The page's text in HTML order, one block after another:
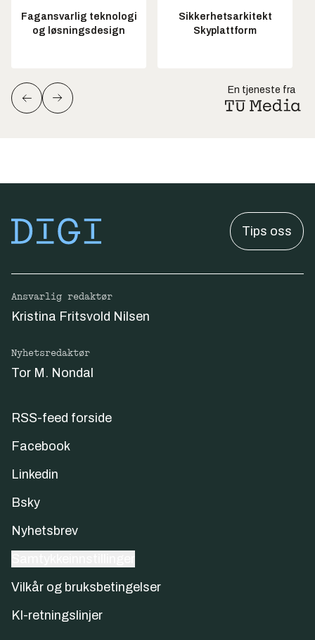
Fagansvarlig teknologi
og løsningsdesign
Sikkerhetsarkitekt
Skyplattform
En tjeneste fra
Tips oss
Ansvarlig redaktør
Kristina Fritsvold Nilsen
Nyhetsredaktør
Tor M. Nondal
RSS-feed forside
Facebook
Linkedin
Bsky
Nyhetsbrev
Vilkår og bruksbetingelser
KI-retningslinjer